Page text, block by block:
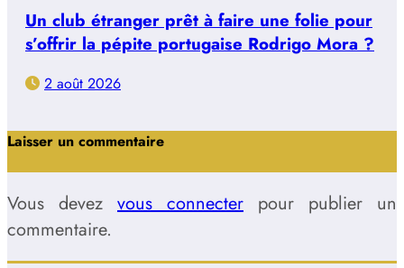
Un club étranger prêt à faire une folie pour
s’offrir la pépite portugaise Rodrigo Mora ?
2 août 2026
Laisser un commentaire
Vous devez vous connecter pour publier un
commentaire.